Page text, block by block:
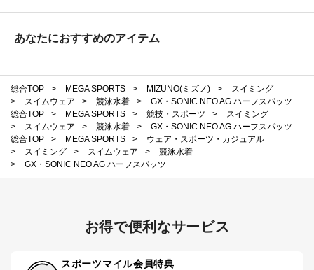
あなたにおすすめのアイテム
総合TOP > MEGA SPORTS > MIZUNO(ミズノ) >
スイミング
>
スイムウェア > 競泳水着 >
GX・SONIC NEO AG ハーフスパッツ
総合TOP
> MEGA SPORTS > 競技・スポーツ >
スイミング
>
スイムウェア > 競泳水着 >
GX・SONIC NEO AG ハーフスパッツ
総合TOP
> MEGA SPORTS >
ウェア・スポーツ・カジュアル
>
スイミング > スイムウェア >
競泳水着
>
GX・SONIC NEO AG ハーフスパッツ
お得で便利なサービス
スポーツマイル会員特典